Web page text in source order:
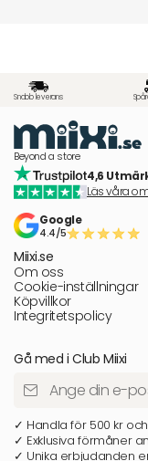
Snabb leverans
Beyond a store
4,6
Läs våra
Google
4.4/5
Miixi.se
Om oss
Cookie-inställningar
Köpvillkor
Integritetspolicy
Gå med i Club Miixi
✓ Handla för 500 kr
✓ Exklusiva förmåner
✓ Unika erbjudanden